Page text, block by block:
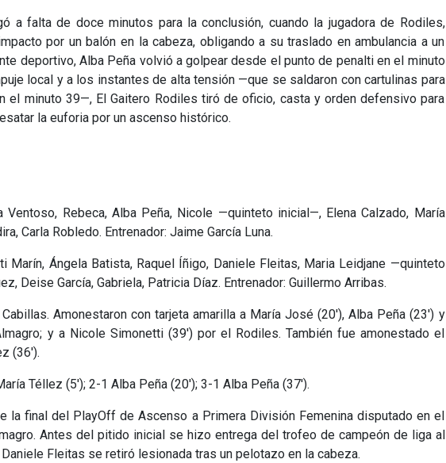
a falta de doce minutos para la conclusión, cuando la jugadora de Rodiles,
por un balón en la cabeza, obligando a su traslado en ambulancia a un
deportivo, Alba Peña volvió a golpear desde el punto de penalti en el minuto
local y a los instantes de alta tensión —que se saldaron con cartulinas para
el minuto 39—, El Gaitero Rodiles tiró de oficio, casta y orden defensivo para
la euforia por un ascenso histórico.
Ventoso, Rebeca, Alba Peña, Nicole —quinteto inicial—, Elena Calzado, María
Carla Robledo. Entrenador: Jaime García Luna.
Marín, Ángela Batista, Raquel Íñigo, Daniele Fleitas, Maria Leidjane —quinteto
Deise García, Gabriela, Patricia Díaz. Entrenador: Guillermo Arribas.
Amonestaron con tarjeta amarilla a María José (20'), Alba Peña (23') y
y a Nicole Simonetti (39') por el Rodiles. También fue amonestado el
(36').
Téllez (5'); 2-1 Alba Peña (20'); 3-1 Alba Peña (37').
la final del PlayOff de Ascenso a Primera División Femenina disputado en el
Antes del pitido inicial se hizo entrega del trofeo de campeón de liga al
Fleitas se retiró lesionada tras un pelotazo en la cabeza.